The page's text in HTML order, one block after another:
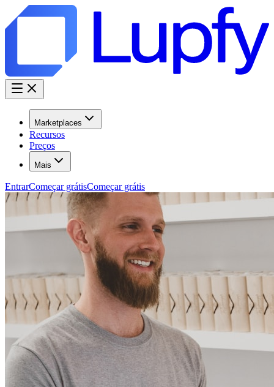
Marketplaces
Recursos
Preços
Mais
EntrarComeçar grátisComeçar grátis